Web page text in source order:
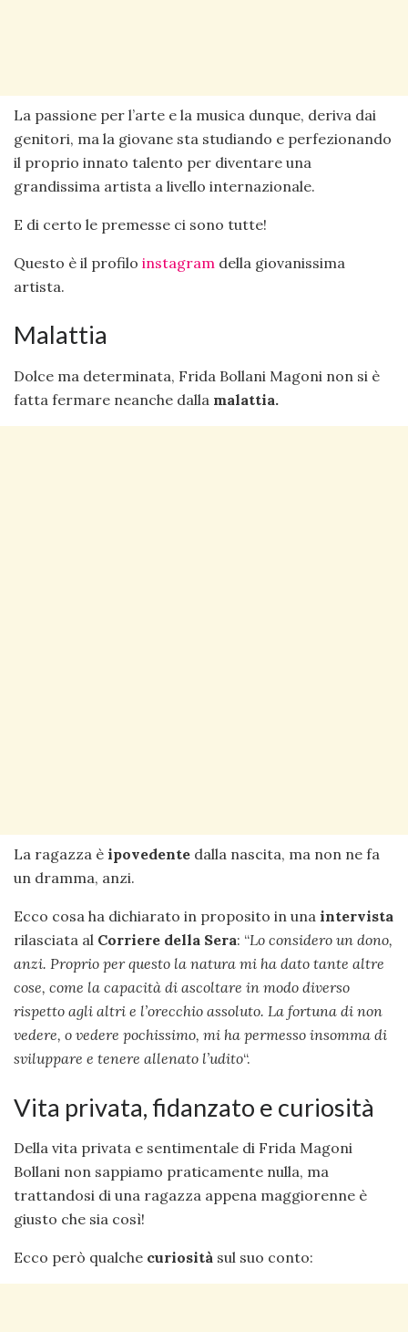
La passione per l’arte e la musica dunque, deriva dai
genitori, ma la giovane sta studiando e perfezionando
il proprio innato talento per diventare una
grandissima artista a livello internazionale.
E di certo le premesse ci sono tutte!
Questo è il profilo instagram della giovanissima
artista.
Malattia
Dolce ma determinata, Frida Bollani Magoni non si è
fatta fermare neanche dalla malattia.
La ragazza è ipovedente dalla nascita, ma non ne fa
un dramma, anzi.
Ecco cosa ha dichiarato in proposito in una intervista
rilasciata al Corriere della Sera: “Lo considero un dono,
anzi. Proprio per questo la natura mi ha dato tante altre
cose, come la capacità di ascoltare in modo diverso
rispetto agli altri e l’orecchio assoluto. La fortuna di non
vedere, o vedere pochissimo, mi ha permesso insomma di
sviluppare e tenere allenato l’udito“.
Vita privata, fidanzato e curiosità
Della vita privata e sentimentale di Frida Magoni
Bollani non sappiamo praticamente nulla, ma
trattandosi di una ragazza appena maggiorenne è
giusto che sia così!
Ecco però qualche curiosità sul suo conto: